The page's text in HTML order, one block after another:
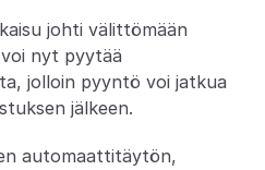
johti välittömään
nyt pyytää
jolloin pyyntö voi jatkua
jälkeen.
automaattitäytön,